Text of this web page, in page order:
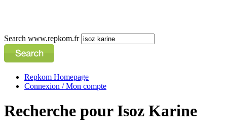
Search www.repkom.fr
Repkom Homepage
Connexion / Mon compte
Recherche pour Isoz Karine